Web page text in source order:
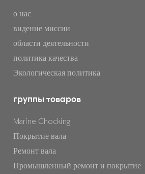
о нас
видение миссии
области деятельности
политика качества
Экологическая политика
группы товаров
Marine Chocking
Покрытие вала
Ремонт вала
Промышленный ремонт и покрытие